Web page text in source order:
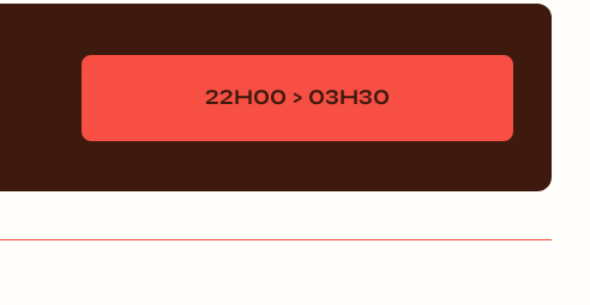
22H00 > 03H30